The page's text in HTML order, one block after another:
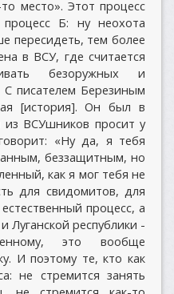
место». Этот процесс
Б: ну неохота
пересидеть, тем более
в ВСУ, где считается
безоружных и
писателем Березиным
[история]. Он был в
из ВСУшников просит у
«Ну да, я тебя
беззащитным, но
как я мог тебя не
для свидомитов, для
процесс, а
республики -
это вообще
И поэтому те, кто как
не стремится занять